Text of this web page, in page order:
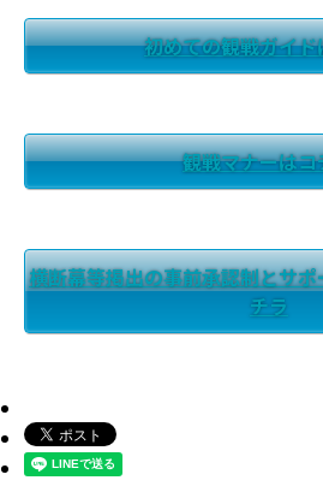
初めての観戦ガイ
観戦マナーはコ
横断幕等掲出の事前承認制とサ
チラ